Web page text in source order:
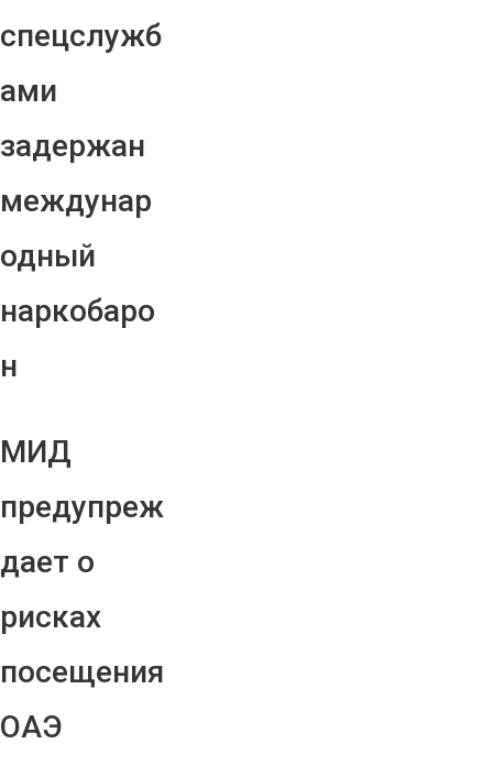
спецслужб
ами
задержан
междунар
одный
наркобаро
н
МИД
предупреж
дает о
рисках
посещения
ОАЭ